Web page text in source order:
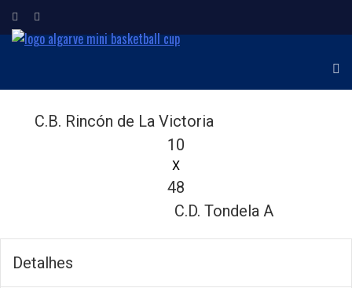
C.B. Rincón de La Victoria
10
X
48
C.D. Tondela A
Detalhes